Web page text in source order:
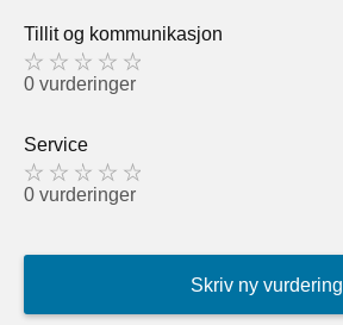
Tillit og kommunikasjon
0 vurderinger
Service
0 vurderinger
Skriv ny vurdering